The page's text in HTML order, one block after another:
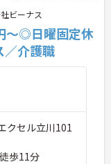
ビーナス
～◎日曜固定休
介護職
クセル立川101
歩11分